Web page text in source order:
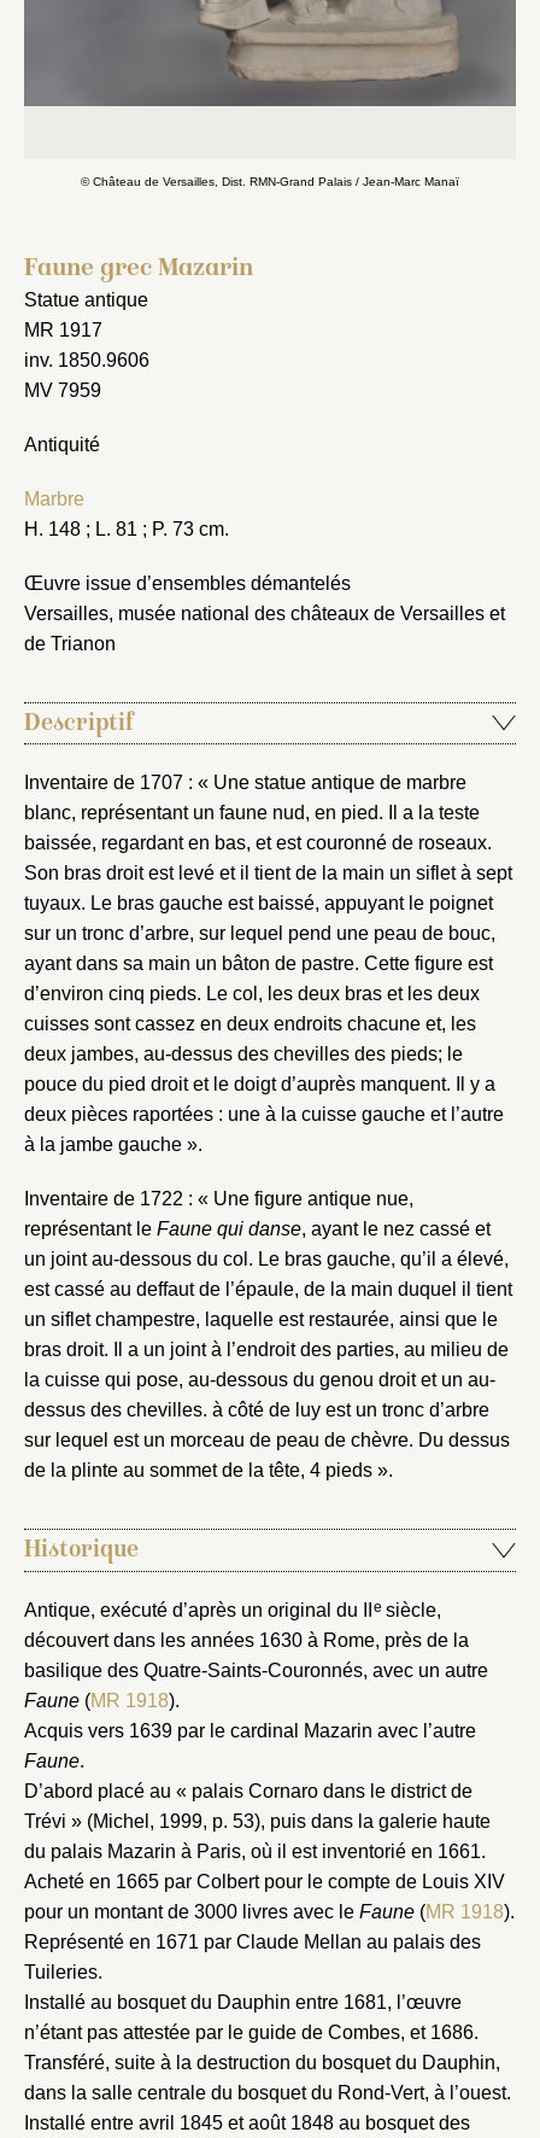
© Château de Versailles, Dist. RMN-Grand Palais / Jean-Marc Manaï
Faune grec Mazarin
Statue antique
MR 1917
inv. 1850.9606
MV 7959
Antiquité
Marbre
H. 148 ; L. 81 ; P. 73 cm.
Œuvre issue d’ensembles démantelés
Versailles, musée national des châteaux de Versailles et
de Trianon
Descriptif
Inventaire de 1707 : « Une statue antique de marbre
blanc, représentant un faune nud, en pied. Il a la teste
baissée, regardant en bas, et est couronné de roseaux.
Son bras droit est levé et il tient de la main un siflet à sept
tuyaux. Le bras gauche est baissé, appuyant le poignet
sur un tronc d’arbre, sur lequel pend une peau de bouc,
ayant dans sa main un bâton de pastre. Cette figure est
d’environ cinq pieds. Le col, les deux bras et les deux
cuisses sont cassez en deux endroits chacune et, les
deux jambes, au-dessus des chevilles des pieds; le
pouce du pied droit et le doigt d’auprès manquent. Il y a
deux pièces raportées : une à la cuisse gauche et l’autre
à la jambe gauche ».
Inventaire de 1722 : « Une figure antique nue,
représentant le Faune qui danse, ayant le nez cassé et
un joint au-dessous du col. Le bras gauche, qu’il a élevé,
est cassé au deffaut de l’épaule, de la main duquel il tient
un siflet champestre, laquelle est restaurée, ainsi que le
bras droit. Il a un joint à l’endroit des parties, au milieu de
la cuisse qui pose, au-dessous du genou droit et un au-
dessus des chevilles. à côté de luy est un tronc d’arbre
sur lequel est un morceau de peau de chèvre. Du dessus
de la plinte au sommet de la tête, 4 pieds ».
Historique
Antique, exécuté d’après un original du II e siècle,
découvert dans les années 1630 à Rome, près de la
basilique des Quatre-Saints-Couronnés, avec un autre
Faune (MR 1918).
Acquis vers 1639 par le cardinal Mazarin avec l’autre
Faune.
D’abord placé au « palais Cornaro dans le district de
Trévi » (Michel, 1999, p. 53), puis dans la galerie haute
du palais Mazarin à Paris, où il est inventorié en 1661.
Acheté en 1665 par Colbert pour le compte de Louis XIV
pour un montant de 3000 livres avec le Faune (MR 1918).
Représenté en 1671 par Claude Mellan au palais des
Tuileries.
Installé au bosquet du Dauphin entre 1681, l’œuvre
n’étant pas attestée par le guide de Combes, et 1686.
Transféré, suite à la destruction du bosquet du Dauphin,
dans la salle centrale du bosquet du Rond-Vert, à l’ouest.
Installé entre avril 1845 et août 1848 au bosquet des